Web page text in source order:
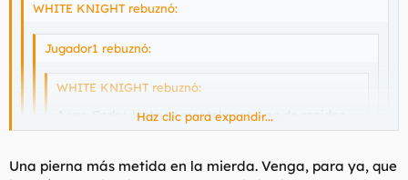
WHITE KNIGHT rebuznó:
Jugador1 rebuznó:
WHITE KNIGHT rebuznó:
A ver, Corky, lento es mentalmente, no de rapidez
para responderme. Creo que te he pedido mucho
otro día a ver si consigues llegar al nivel 2.
Haz clic para expandir...
Haz clic para expandir...
Una pierna más metida en la mierda. Venga, para ya, que